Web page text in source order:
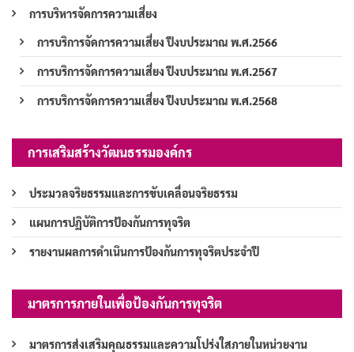
การบริหารจัดการความเสี่ยง
การบริการจัดการความเสี่ยง ปีงบประมาณ พ.ศ.2566
การบริการจัดการความเสี่ยง ปีงบประมาณ พ.ศ.2567
การบริการจัดการความเสี่ยง ปีงบประมาณ พ.ศ.2568
การเสริมสร้างวัฒนธรรมองค์กร
ประมวลจริยธรรมและการขับเคลื่อนจริยธรรม
แผนการปฏิบัติการป้องกันการทุจริต
รายงานผลการดำเนินการป้องกันการทุจริตประจำปี
มาตรการภายในเพื่อป้องกันการทุจริต
มาตรการส่งเสริมคุณธรรมและความโปร่งใสภายในหน่วยงาน